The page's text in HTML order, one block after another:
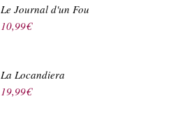
Le Journal d'un Fou
10,99€
La Locandiera
19,99€